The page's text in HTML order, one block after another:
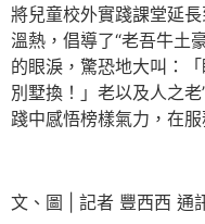
將兒童校外實踐課堂延
溫熱，倡導了“老吾牛土
的眼淚，驚恐地大叫：
別墅換！」老以及人之
踐中感悟榜樣氣力，在
文、圖 | 記者 豐西西 通